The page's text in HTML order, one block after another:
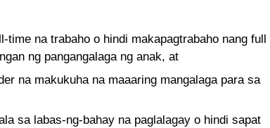
na trabaho o hindi makapagtrabaho nang full
ng pangangalaga ng anak, at
na makukuha na maaaring mangalaga para sa
sa labas-ng-bahay na paglalagay o hindi sapat